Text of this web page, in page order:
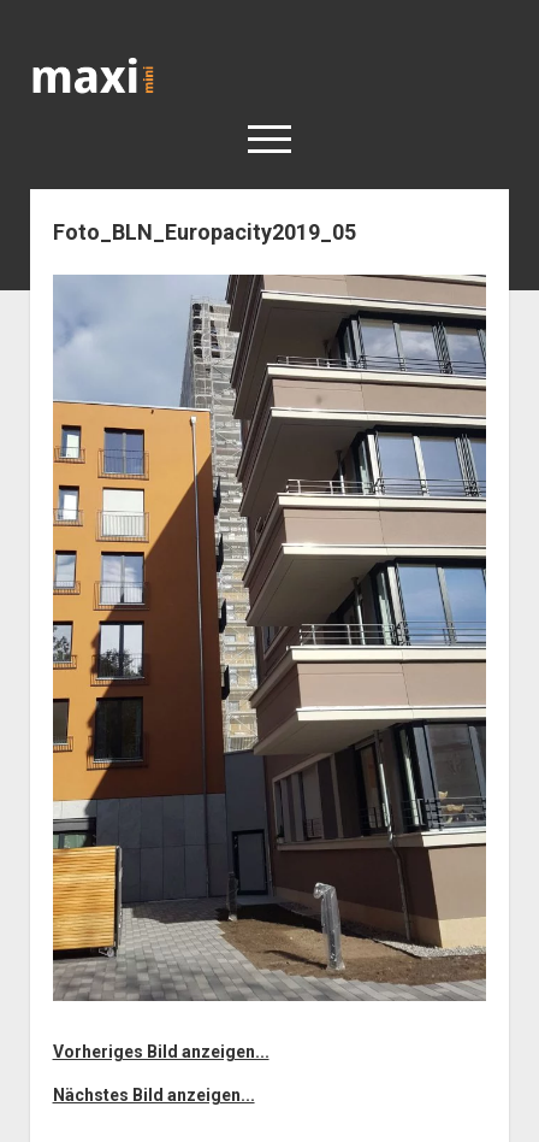
open
< work
Berlin
Reisen
Kunst
Geschichte
open
dropdown
menu
Geschichte der Stadt Berlin
Impressum
Foto_BLN_Europacity2019_05
Vorheriges Bild anzeigen...
Nächstes Bild anzeigen...